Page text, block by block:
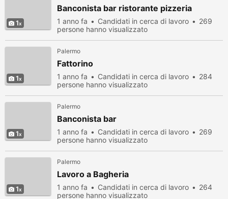
1
Banconista bar ristorante pizzeria
1 anno fa Candidati in cerca di lavoro
269
persone hanno visualizzato
1
Palermo
Fattorino
1 anno fa Candidati in cerca di lavoro
284
persone hanno visualizzato
1
Palermo
Banconista bar
1 anno fa Candidati in cerca di lavoro
269
persone hanno visualizzato
1
Palermo
Lavoro a Bagheria
1 anno fa Candidati in cerca di lavoro
264
persone hanno visualizzato